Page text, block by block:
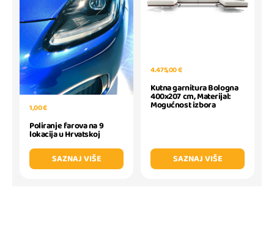
1,00 €
Poliranje farova na 9
lokacija u Hrvatskoj
SAZNAJ VIŠE
4.475,00 €
Kutna garnitura Bologna
400x207 cm, Materijal:
Mogućnost izbora
SAZNAJ VIŠE